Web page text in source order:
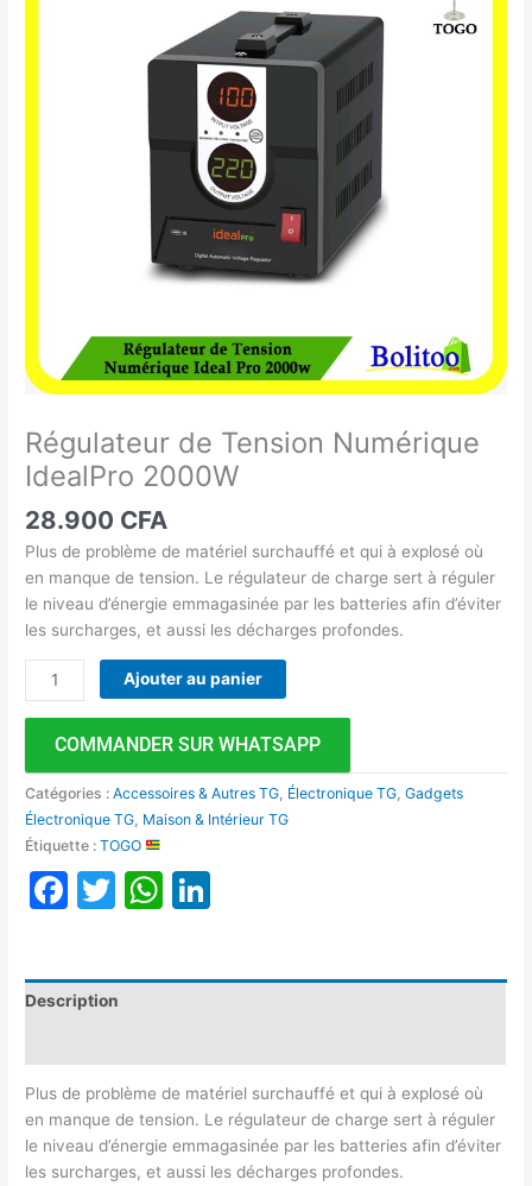
Régulateur de Tension Numérique
IdealPro 2000W
28.900 CFA
Plus de problème de matériel surchauffé et qui à explosé où
en manque de tension. Le régulateur de charge sert à réguler
le niveau d’énergie emmagasinée par les batteries afin d’éviter
les surcharges, et aussi les décharges profondes.
Ajouter au panier
COMMANDER SUR WHATSAPP
Catégories :Accessoires & Autres TG Électronique TG ,Gadgets
Électronique TG Maison & Intérieur TG
Étiquette :TOGO
Facebook
TwitterWhatsApp
Description
Plus de problème de matériel surchauffé et qui à explosé où
en manque de tension. Le régulateur de charge sert à réguler
le niveau d’énergie emmagasinée par les batteries afin d’éviter
les surcharges, et aussi les décharges profondes.